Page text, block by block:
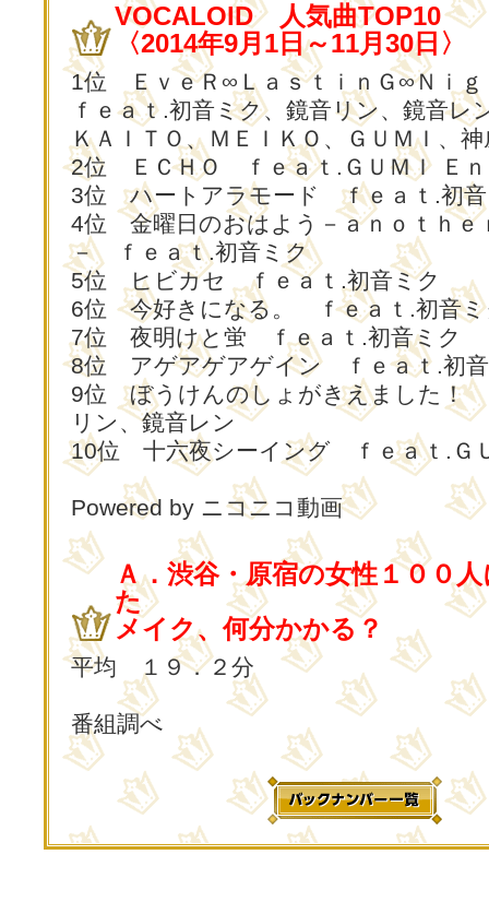
VOCALOID 人気曲TOP10
〈2014年9月1日～11月30日〉
1位 ＥｖｅＲ∞ＬａｓｔｉｎＧ∞Ｎｉｇ
ｆｅａｔ.初音ミク、鏡音リン、鏡音レ
ＫＡＩＴＯ、ＭＥＩＫＯ、ＧＵＭＩ、
2位 ＥＣＨＯ ｆｅａｔ.ＧＵＭＩ Ｅｎ
3位 ハートアラモード ｆｅａｔ.初
4位 金曜日のおはよう－ａｎｏｔｈｅ
－ ｆｅａｔ.初音ミク
5位 ヒビカセ ｆｅａｔ.初音ミク
6位 今好きになる。 ｆｅａｔ.初音
7位 夜明けと蛍 ｆｅａｔ.初音ミク
8位 アゲアゲアゲイン ｆｅａｔ.初
9位 ぼうけんのしょがきえました！
リン、鏡音レン
10位 十六夜シーイング ｆｅａｔ.Ｇ
Powered by ニコニコ動画
Ａ．渋谷・原宿の女性１００
た
メイク、何分かかる？
平均 １９．２分
番組調べ